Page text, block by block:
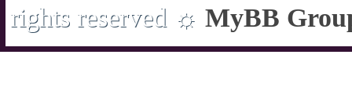
rights reserved ☼ MyBB